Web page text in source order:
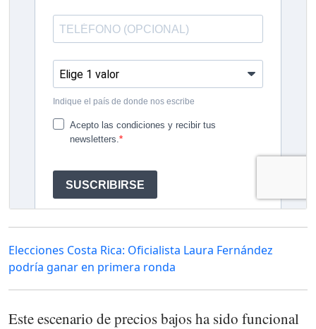
Elecciones Costa Rica: Oficialista Laura Fernández
podría ganar en primera ronda
Este escenario de precios bajos ha sido funcional